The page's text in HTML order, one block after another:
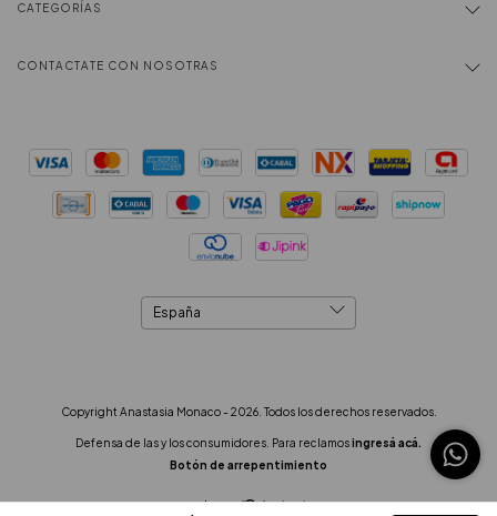
CATEGORÍAS
CONTACTATE CON NOSOTRAS
Copyright Anastasia Monaco - 2026. Todos los derechos reservados.
Defensa de las y los consumidores. Para reclamosingresá acá.
Botón de arrepentimiento